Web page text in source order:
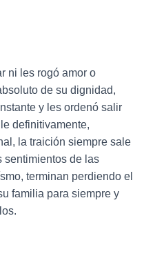
ni les rogó amor o
de su dignidad,
y les ordenó salir
definitivamente,
la traición siempre sale
sentimientos de las
terminan perdiendo el
familia para siempre y